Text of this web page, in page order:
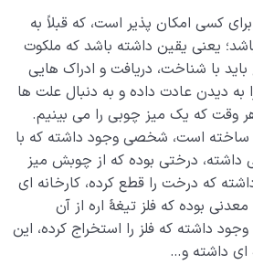
به سلامت در دنیا و آخرت
که در زندگی ما جریان دارد
سنجش اعمال در قیامت چیست؟
جنین و بهره‌مندی از دنیا
0/20
کسی امکان پذیر است، که قبلاً به
یعنی یقین داشته باشد که ملکوت
باید با شناخت، دریافت و ادراک هایی
به دیدن عادت داده و به دنبال علت ها
وقت که یک میز چوبی را می بینیم.
ساخته است، شخصی وجود داشته که با
داشته، درختی بوده که از چوبش میز
که درخت را قطع کرده، کارخانه ای
معدنی بوده که فلز تیغۀ اره از آن
داشته که فلز را استخراج کرده، این
ای داشته و…